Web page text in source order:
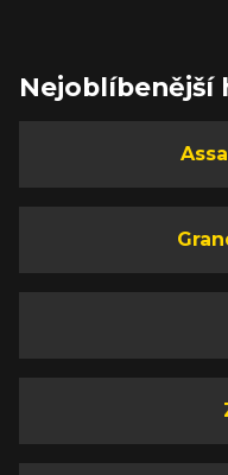
Nejoblíbenější